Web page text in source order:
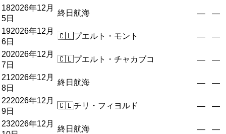
182026年12月
5日
終日航海 — —
192026年12月
6日
🇨🇱プエルト・モント — —
202026年12月
7日
🇨🇱プエルト・チャカブコ — —
212026年12月
8日
終日航海 — —
222026年12月
9日
🇨🇱チリ・フィヨルド — —
232026年12月
終日航海 — —